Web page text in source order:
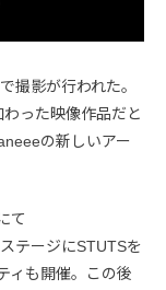
撮影が行われた。
った映像作品だと
の新しいアー
て
テージにSTUTSを
ィも開催。この後